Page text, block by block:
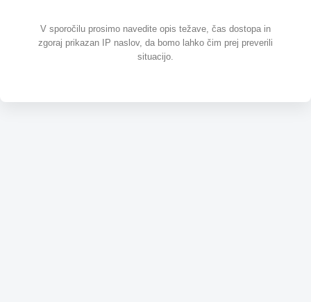
V sporočilu prosimo navedite opis težave, čas dostopa in
zgoraj prikazan IP naslov, da bomo lahko čim prej preverili
situacijo.